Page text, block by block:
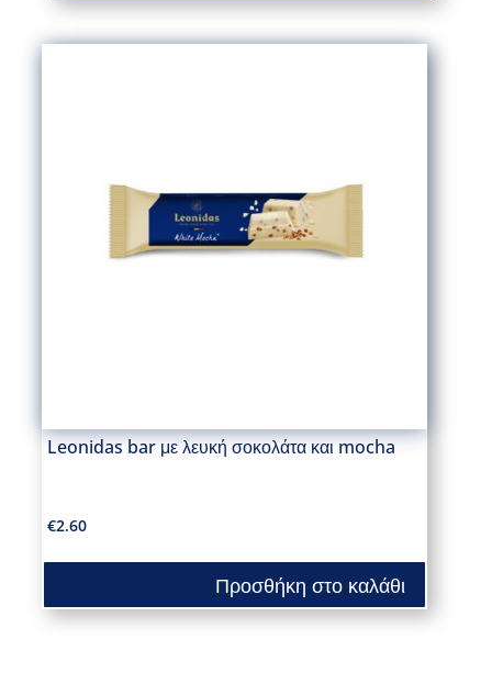
Leonidas bar με λευκή σοκολάτα και mocha
€2.60
Προσθήκη στο καλάθι